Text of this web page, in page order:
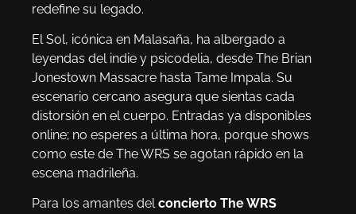
redefine su legado.
El Sol, icónica en Malasaña, ha albergado a
leyendas del indie y psicodelia, desde The Brian
Jonestown Massacre hasta Tame Impala. Su
escenario cercano asegura que sientas cada
distorsión en el cuerpo. Entradas ya disponibles
online; no esperes a última hora, porque shows
como este de The WRS se agotan rápido en la
escena madrileña.
Para los amantes delconcierto The WRS